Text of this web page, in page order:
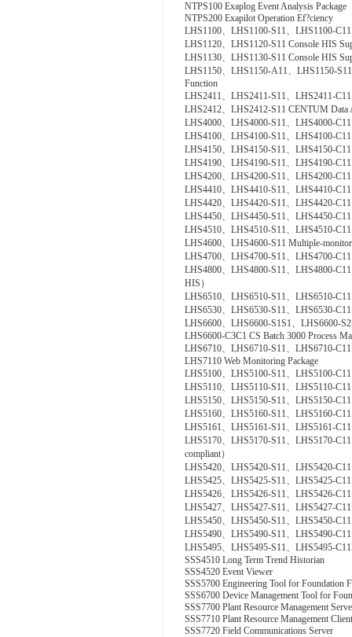
NTPS100 Exaplog Event Analysis Package
NTPS200 Exapilot Operation Ef?ciency
LHS1100、LHS1100-S11、LHS1100-
LHS1120、LHS1120-S11 Console HIS
LHS1130、LHS1130-S11 Console HIS
LHS1150、LHS1150-A11、LHS1150-
Function
LHS2411、LHS2411-S11、LHS2411-
LHS2412、LHS2412-S11 CENTUM Data
LHS4000、LHS4000-S11、LHS4000-
LHS4100、LHS4100-S11、LHS4100-C11
LHS4150、LHS4150-S11、LHS4150-C11
LHS4190、LHS4190-S11、LHS4190-C11
LHS4200、LHS4200-S11、LHS4200-
LHS4410、LHS4410-S11、LHS4410-
LHS4420、LHS4420-S11、LHS4420-C11
LHS4450、LHS4450-S11、LHS4450-
LHS4510、LHS4510-S11、LHS4510-C11
LHS4600、LHS4600-S11 Multiple-monitor
LHS4700、LHS4700-S11、LHS4700-C11
LHS4800、LHS4800-S11、LHS4800-
HIS）
LHS6510、LHS6510-S11、LHS6510-C11
LHS6530、LHS6530-S11、LHS6530-C11
LHS6600、LHS6600-S1S1、LHS6600-
LHS6600-C3C1 CS Batch 3000 Process
LHS6710、LHS6710-S11、LHS6710-
LHS7110 Web Monitoring Package
LHS5100、LHS5100-S11、LHS5100-
LHS5110、LHS5110-S11、LHS5110-C11
LHS5150、LHS5150-S11、LHS5150-
LHS5160、LHS5160-S11、LHS5160-
LHS5161、LHS5161-S11、LHS5161-C11
LHS5170、LHS5170-S11、LHS5170-
compliant）
LHS5420、LHS5420-S11、LHS5420-C11
LHS5425、LHS5425-S11、LHS5425-C11
LHS5426、LHS5426-S11、LHS5426-C11
LHS5427、LHS5427-S11、LHS5427-C11
LHS5450、LHS5450-S11、LHS5450-
LHS5490、LHS5490-S11、LHS5490-C11
LHS5495、LHS5495-S11、LHS5495-
SSS4510 Long Term Trend Historian
SSS4520 Event Viewer
SSS5700 Engineering Tool for Foundation
SSS6700 Device Management Tool for
SSS7700 Plant Resource Management
SSS7710 Plant Resource Management Client
SSS7720 Field Communications Server